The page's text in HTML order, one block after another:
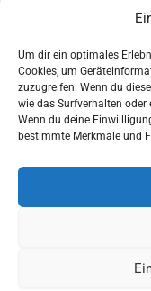
Um dir ein optimales
Cookies, um
zuzugreifen. Wenn du
wie das Surfverhalten oder
Wenn du deine
bestimmte Merkmale und
Copyright